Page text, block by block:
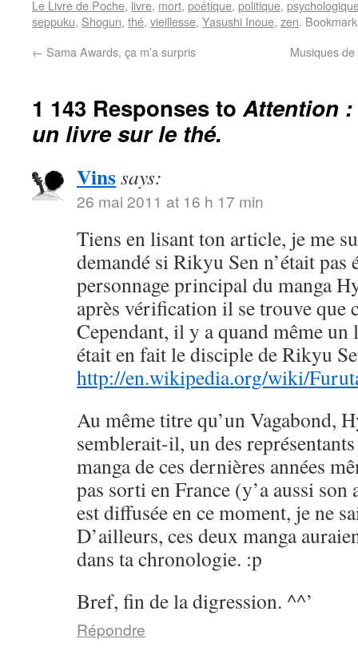
Le Livre de Poche, livre, mort, poétique, politique,
seppuku, Shogun, thé, vieillesse, Yasushi Inoue, zen.
← Sama Awards, ça m’a surpris Musiques
1 143 Responses toAttention :
un livre sur le thé.
Vinssays:
26 mai 2011 at 16 h 17 min
Tiens en lisant ton article, je me
demandé si Rikyu Sen n’était pas
personnage principal du manga
après vérification il se trouve que
Cependant, il y a quand même
était en fait le disciple de Rikyu
http://en.wikipedia.org/wiki/
Au même titre qu’un Vagabond,
semblerait-il, un des
manga de ces dernières années
pas sorti en France (y’a aussi
est diffusée en ce moment, je ne
D’ailleurs, ces deux manga
dans ta chronologie. :p
Bref, fin de la digression. ^^’
Répondre